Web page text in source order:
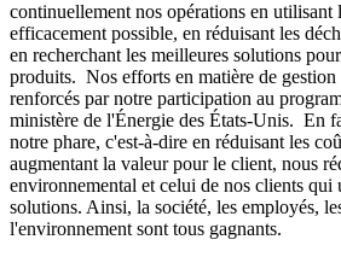
continuellement nos opérations en utilisant
efficacement possible, en réduisant les
en recherchant les meilleures solutions
produits. Nos efforts en matière de gestion
renforcés par notre participation au
ministère de l'Énergie des États-Unis. En
notre phare, c'est-à-dire en réduisant les
augmentant la valeur pour le client, nous
environnemental et celui de nos clients qui
solutions. Ainsi, la société, les employés,
l'environnement sont tous gagnants.